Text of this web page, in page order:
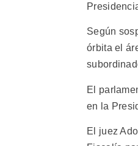
Según
órbita el
El
en la
El juez